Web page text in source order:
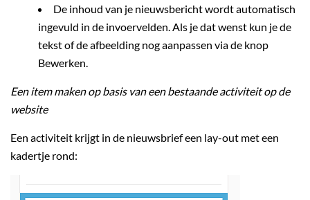
De inhoud van je nieuwsbericht wordt automatisch
ingevuld in de invoervelden. Als je dat wenst kun je de
tekst of de afbeelding nog aanpassen via de knop
Bewerken.
Een item maken op basis van een bestaande activiteit op de
website
Een activiteit krijgt in de nieuwsbrief een lay-out met een
kadertje rond: